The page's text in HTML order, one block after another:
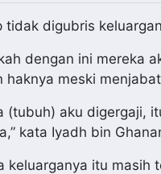
digubris
dengan ini mereka
meski
(tubuh) aku digergaji,
kata Iyadh bin
keluarganya itu